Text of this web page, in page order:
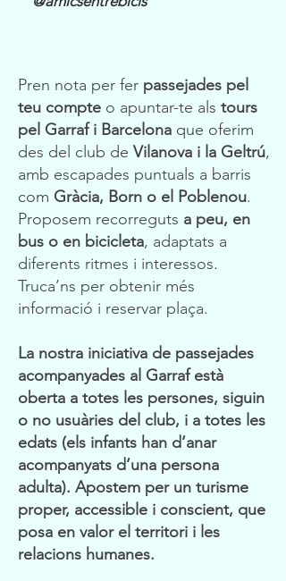
Pren nota per fer passejades pel
teu compte o apuntar-te als tours
pel Garraf i Barcelona que oferim
des del club de Vilanova i la Geltrú,
amb escapades puntuals a barris
com Gràcia, Born o el Poblenou.
Proposem recorreguts a peu, en
bus o en bicicleta, adaptats a
diferents ritmes i interessos.
Truca’ns per obtenir més
informació i reservar plaça.
La nostra iniciativa de passejades
acompanyades al Garraf està
oberta a totes les persones, siguin
o no usuàries del club, i a totes les
edats (els infants han d’anar
acompanyats d’una persona
adulta). Apostem per un turisme
proper, accessible i conscient, que
posa en valor el territori i les
relacions humanes.